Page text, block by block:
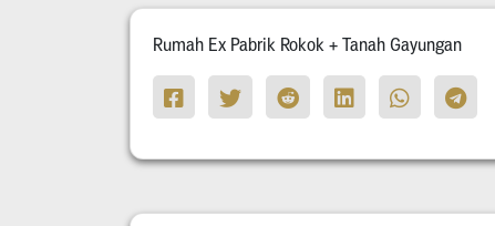
Rumah Ex Pabrik Rokok + Tanah Gayungan